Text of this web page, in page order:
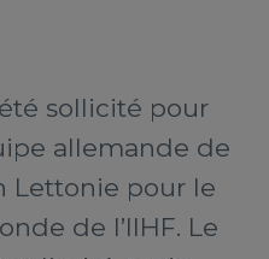
été sollicité pour
allemande de
Lettonie pour le
de l’IIHF. Le